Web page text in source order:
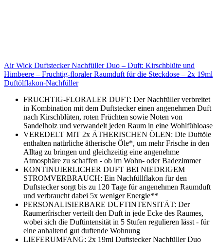
Air Wick Duftstecker Nachfüller Duo – Duft: Kirschblüte und
Himbeere – Fruchtig-floraler Raumduft für die Steckdose – 2x 19ml
Duftölflakon-Nachfüller
FRUCHTIG-FLORALER DUFT: Der Nachfüller verbreitet
in Kombination mit dem Duftstecker einen angenehmen Duft
nach Kirschblüten, roten Früchten sowie Noten von
Sandelholz und verwandelt jeden Raum in eine Wohlfühloase
VEREDELT MIT 2x ÄTHERISCHEN ÖLEN: Die Duftöle
enthalten natürliche ätherische Öle*, um mehr Frische in den
Alltag zu bringen und gleichzeitig eine angenehme
Atmosphäre zu schaffen - ob im Wohn- oder Badezimmer
KONTINUIERLICHER DUFT BEI NIEDRIGEM
STROMVERBRAUCH: Ein Nachfüllflakon für den
Duftstecker sorgt bis zu 120 Tage für angenehmen Raumduft
und verbraucht dabei 5x weniger Energie**
PERSONALISIERBARE DUFTINTENSITÄT: Der
Raumerfrischer verteilt den Duft in jede Ecke des Raumes,
wobei sich die Duftintensität in 5 Stufen regulieren lässt - für
eine anhaltend gut duftende Wohnung
LIEFERUMFANG: 2x 19ml Duftstecker Nachfüller Duo